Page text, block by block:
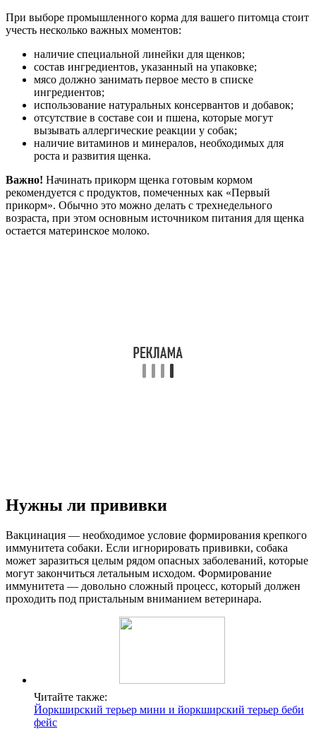
При выборе промышленного корма для вашего питомца стоит
учесть несколько важных моментов:
наличие специальной линейки для щенков;
состав ингредиентов, указанный на упаковке;
мясо должно занимать первое место в списке
ингредиентов;
использование натуральных консервантов и добавок;
отсутствие в составе сои и пшена, которые могут
вызывать аллергические реакции у собак;
наличие витаминов и минералов, необходимых для
роста и развития щенка.
Важно! Начинать прикорм щенка готовым кормом
рекомендуется с продуктов, помеченных как «Первый
прикорм». Обычно это можно делать с трехнедельного
возраста, при этом основным источником питания для щенка
остается материнское молоко.
Нужны ли прививки
Вакцинация — необходимое условие формирования крепкого
иммунитета собаки. Если игнорировать прививки, собака
может заразиться целым рядом опасных заболеваний, которые
могут закончиться летальным исходом. Формирование
иммунитета — довольно сложный процесс, который должен
проходить под пристальным вниманием ветеринара.
Читайте также:
Йоркширский терьер мини и йоркширский терьер беби
фейс